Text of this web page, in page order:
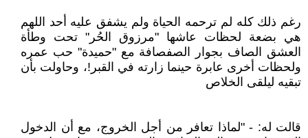
رغم ذلك كله لم ترحمه الحياة ولم يشفق عليه أحد اللهم
هي بضعة لحظات عاشها "مرزوق الحُر" تحت وطأة
العشق الصاف بجوار الصفصافة مع "حميدة" حب عمره
ولحظات أخرى عابرة حينما زارته في القبر!، وحاولت بأن
تبقيه ليلقى الخلاص
قالت له: - "لماذا تعافر من أجل الخروج، مع أن الدخول